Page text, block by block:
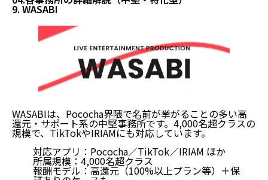
9. WASABI
WASABIは、Pococha界隈で名前が挙がることの多い高
還元・サポート系の中堅事務所です。4,000名超クラスの
規模で、TikTokやIRIAMにも対応しています。
対応アプリ：Pococha／TikTok／IRIAM ほか
所属規模：4,000名超クラス
報酬モデル：高還元（100%以上プラン等）＋保
05.事務所選びで絶対に確認すべき15項目
06.よくある質問（FAQ）
07.まとめ：後悔しないための3ステップ
08.配信ラボ的まとめ：一番大事なのは「フィット